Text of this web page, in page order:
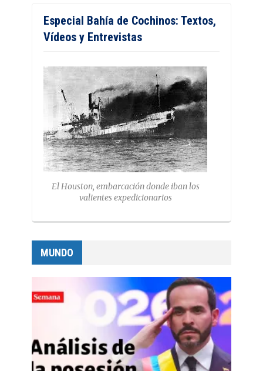
Especial Bahía de Cochinos: Textos,
Vídeos y Entrevistas
El Houston, embarcación donde iban los
valientes expedicionarios
MUNDO